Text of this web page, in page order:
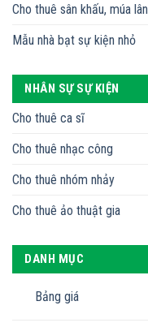
Cho thuê sân khấu, múa lân
Mẫu nhà bạt sự kiện nhỏ
NHÂN SỰ SỰ KIỆN
Cho thuê ca sĩ
Cho thuê nhạc công
Cho thuê nhóm nhảy
Cho thuê ảo thuật gia
DANH MỤC
Bảng giá